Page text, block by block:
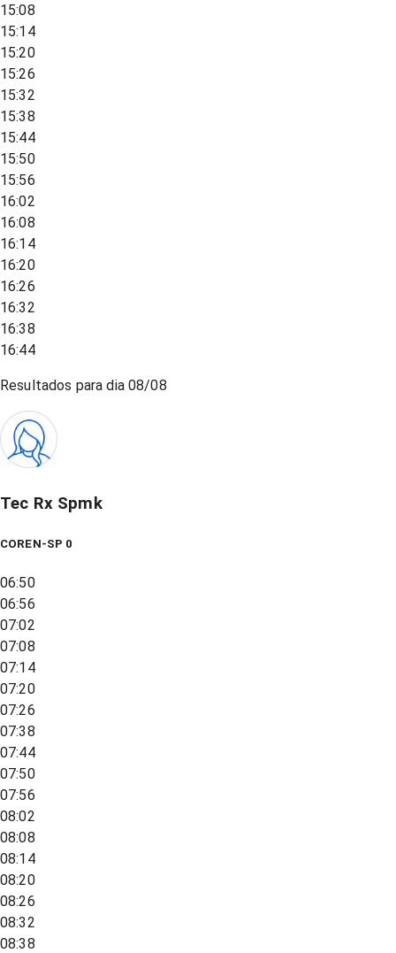
15:08
15:14
15:20
15:26
15:32
15:38
15:44
15:50
15:56
16:02
16:08
16:14
16:20
16:26
16:32
16:38
16:44
Resultados para dia08/08
Tec Rx Spmk
COREN-SP 0
06:50
06:56
07:02
07:08
07:14
07:20
07:26
07:38
07:44
07:50
07:56
08:02
08:08
08:14
08:20
08:26
08:32
08:38